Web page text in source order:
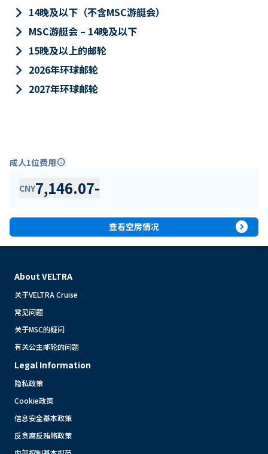
keyboard_arrow_right 14晚及以下（不含MSC游艇会）
keyboard_arrow_right MSC游艇会 – 14晚及以下
keyboard_arrow_right 15晚及以上的邮轮
keyboard_arrow_right 2026年环球邮轮
keyboard_arrow_right 2027年环球邮轮
成人1位费用info
CNY7,146.07-
查看空房情况 expand_circle_right
About VELTRA
关于VELTRA Cruise
常见问题
关于MSC的疑问
有关公主邮轮的问题
Legal Information
隐私政策
Cookie政策
信息安全基本政策
反贪腐反贿赂政策